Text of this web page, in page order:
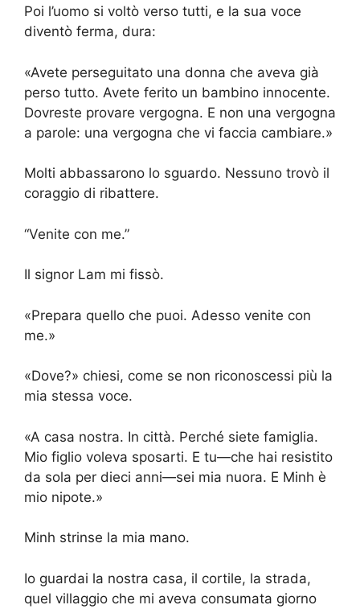
Poi l’uomo si voltò verso tutti, e la sua voce
diventò ferma, dura:
«Avete perseguitato una donna che aveva già
perso tutto. Avete ferito un bambino innocente.
Dovreste provare vergogna. E non una vergogna
a parole: una vergogna che vi faccia cambiare.»
Molti abbassarono lo sguardo. Nessuno trovò il
coraggio di ribattere.
“Venite con me.”
Il signor Lam mi fissò.
«Prepara quello che puoi. Adesso venite con
me.»
«Dove?» chiesi, come se non riconoscessi più la
mia stessa voce.
«A casa nostra. In città. Perché siete famiglia.
Mio figlio voleva sposarti. E tu—che hai resistito
da sola per dieci anni—sei mia nuora. E Minh è
mio nipote.»
Minh strinse la mia mano.
Io guardai la nostra casa, il cortile, la strada,
quel villaggio che mi aveva consumata giorno